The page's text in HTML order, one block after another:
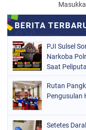
PJI Sulsel
Narkoba
Saat
Rutan
Pengusulan
Setetes